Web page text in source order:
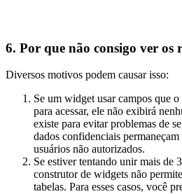
6. Por que não consigo ver os
Diversos motivos podem causar isso:
Se um widget usar campos que o
para acessar, ele não exibirá
existe para evitar problemas de
dados confidenciais permaneçam
usuários não autorizados.
Se estiver tentando unir mais de 3
construtor de widgets não permite
tabelas. Para esses casos, você